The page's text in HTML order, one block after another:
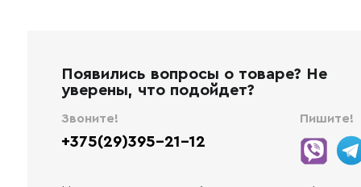
Появились вопросы о товаре? Не
уверены, что подойдет?
Звоните!
+375(29)395-21-12
Пишите!